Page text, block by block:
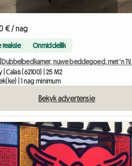
€ / nag
reaksie Onmiddellik
Dubbelbedkamer, nuwe beddegoed, met 'n TV.
| Calais (62100) | 25 M2
| 1 nag minimum
Bekyk advertensie